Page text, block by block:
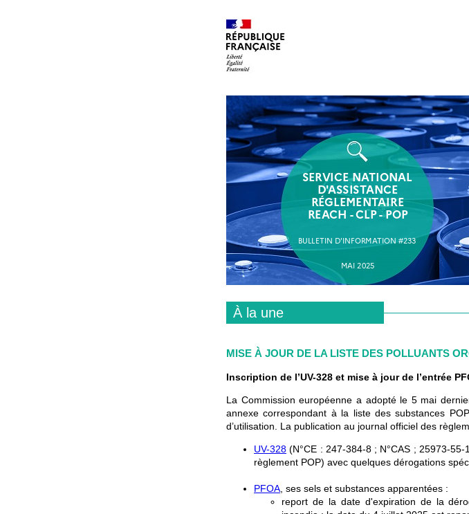
À la une
MISE À JOUR DE LA LISTE DES POLLUANTS
Inscription de l’UV-328 et mise à jour de l’entrée
La Commission européenne a adopté le 5 mai
annexe correspondant à la liste des substances
d’utilisation. La publication au journal officiel des
UV-328 (N°CE : 247-384-8 ; N°CAS ; 25973-
règlement POP) avec quelques dérogations
PFOA , ses sels et substances apparentées :
report de la date d'expiration de la